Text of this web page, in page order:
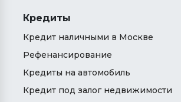
Кредиты
Кредит наличными в Москве
Рефенансирование
Кредиты на автомобиль
Кредит под залог недвижимости